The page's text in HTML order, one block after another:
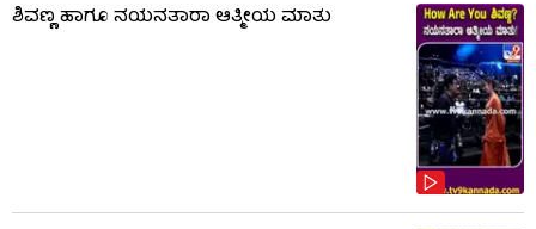
ಶಿವಣ್ಣ ಹಾಗೂ ನಯನತಾರಾ ಆತ್ಮೀಯ ಮಾತು